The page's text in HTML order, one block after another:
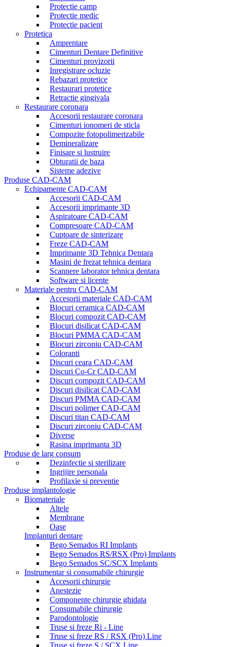
Protectie camp
Protectie medic
Protectie pacient
Protetica
Amprentare
Cimenturi Dentare Definitive
Cimenturi provizorii
Inregistrare ocluzie
Rebazari protetice
Restaurari protetice
Retractie gingivala
Restaurare coronara
Accesorii restaurare coronara
Cimenturi ionomeri de sticla
Compozite fotopolimerizabile
Demineralizare
Finisare si lustruire
Obturatii de baza
Sisteme adezive
Produse CAD-CAM
Echipamente CAD-CAM
Accesorii CAD-CAM
Accesorii imprimante 3D
Aspiratoare CAD-CAM
Compresoare CAD-CAM
Cuptoare de sinterizare
Freze CAD-CAM
Imprimante 3D Tehnica Dentara
Masini de frezat tehnica dentara
Scannere laborator tehnica dentara
Software si licente
Materiale pentru CAD-CAM
Accesorii materiale CAD-CAM
Blocuri ceramica CAD-CAM
Blocuri compozit CAD-CAM
Blocuri disilicat CAD-CAM
Blocuri PMMA CAD-CAM
Blocuri zirconiu CAD-CAM
Coloranti
Discuri ceara CAD-CAM
Discuri Co-Cr CAD-CAM
Discuri compozit CAD-CAM
Discuri disilicat CAD-CAM
Discuri PMMA CAD-CAM
Discuri polimer CAD-CAM
Discuri titan CAD-CAM
Discuri zirconiu CAD-CAM
Diverse
Rasina imprimanta 3D
Produse de larg consum
Dezinfectie si sterilizare
Ingrijire personala
Profilaxie si preventie
Produse implantologie
Biomateriale
Altele
Membrane
Oase
Implanturi dentare
Bego Semados RI Implants
Bego Semados RS/RSX (Pro) Implants
Bego Semados SC/SCX Implants
Instrumentar si consumabile chirurgie
Accesorii chirurgie
Anestezie
Componente chirurgie ghidata
Consumabile chirurgie
Parodontologie
Truse si freze Ri - Line
Truse si freze RS / RSX (Pro) Line